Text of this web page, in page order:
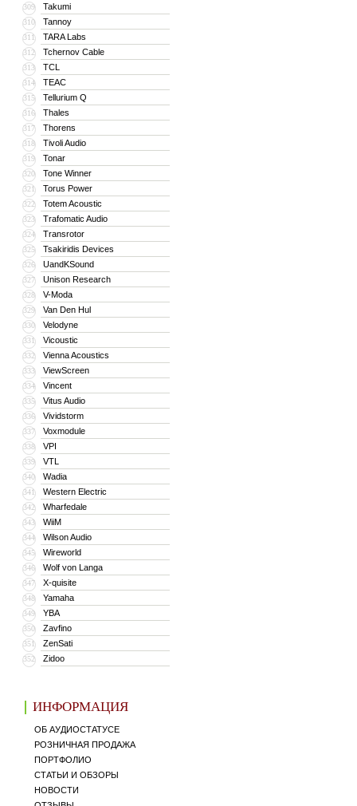
309 Takumi
310 Tannoy
311 TARA Labs
312 Tchernov Cable
313 TCL
314 TEAC
315 Tellurium Q
316 Thales
317 Thorens
318 Tivoli Audio
319 Tonar
320 Tone Winner
321 Torus Power
322 Totem Acoustic
323 Trafomatic Audio
324 Transrotor
325 Tsakiridis Devices
326 UandKSound
327 Unison Research
328 V-Moda
329 Van Den Hul
330 Velodyne
331 Vicoustic
332 Vienna Acoustics
333 ViewScreen
334 Vincent
335 Vitus Audio
336 Vividstorm
337 Voxmodule
338 VPI
339 VTL
340 Wadia
341 Western Electric
342 Wharfedale
343 WiiM
344 Wilson Audio
345 Wireworld
346 Wolf von Langa
347 X-quisite
348 Yamaha
349 YBA
350 Zavfino
351 ZenSati
352 Zidoo
ИНФОРМАЦИЯ
ОБ АУДИОСТАТУСЕ
РОЗНИЧНАЯ ПРОДАЖА
ПОРТФОЛИО
СТАТЬИ И ОБЗОРЫ
НОВОСТИ